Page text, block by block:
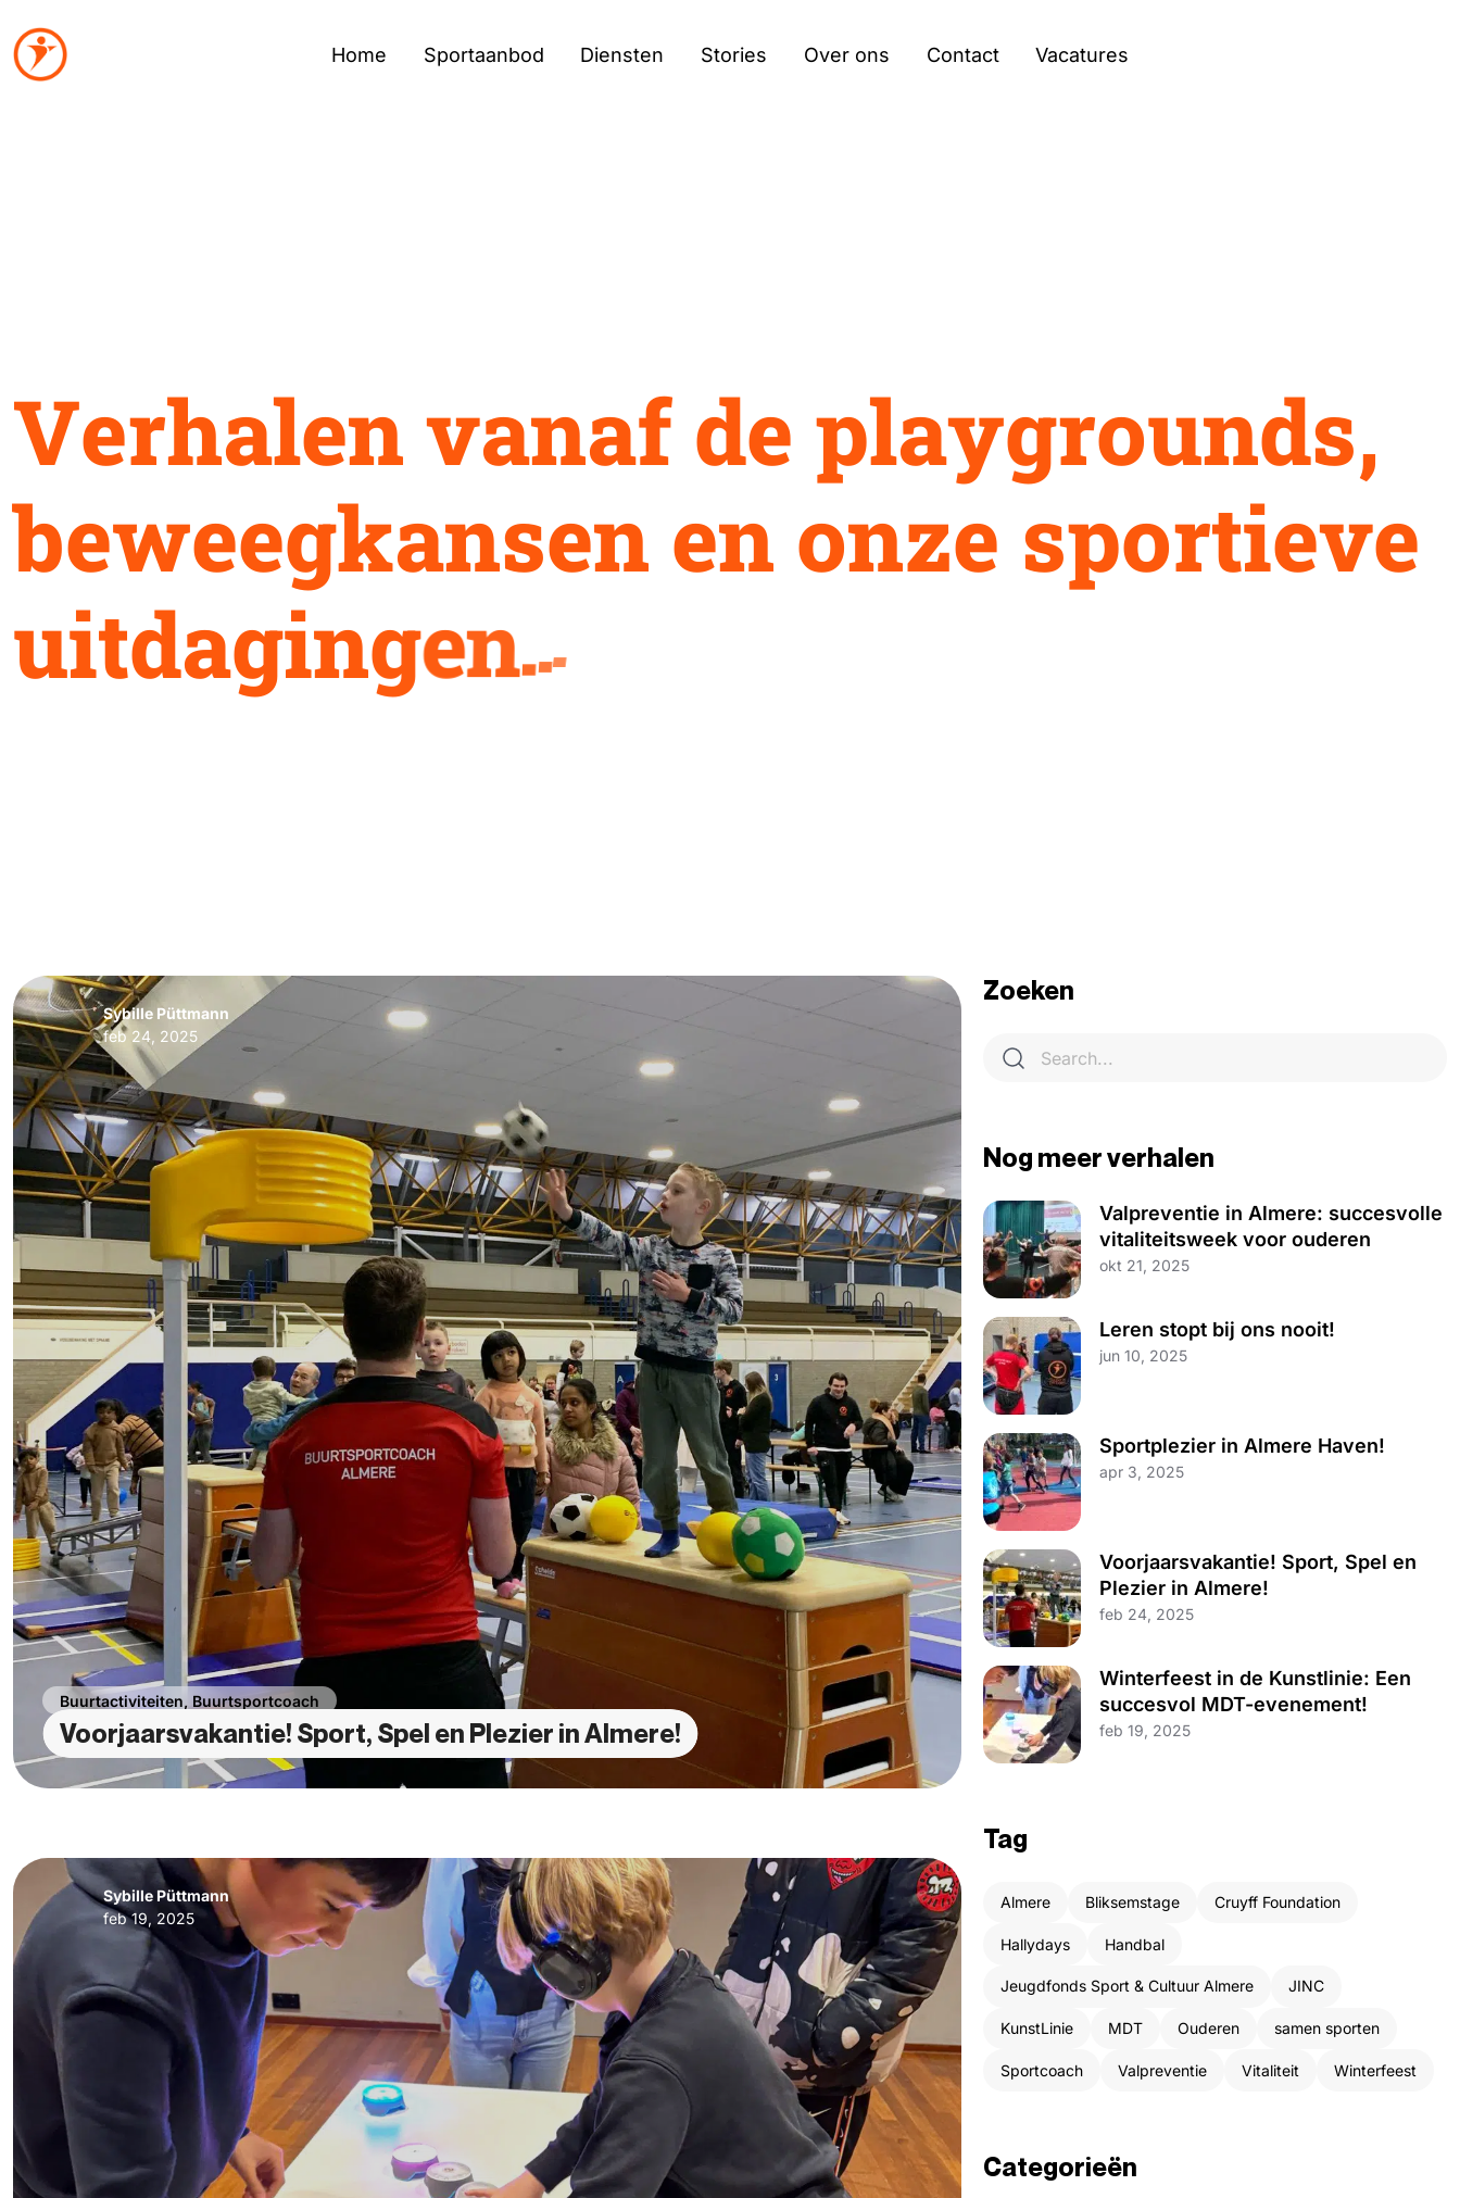
Home Sportaanbod Diensten Stories Over ons Contact Vacatures
Verhalenvanaf de playgrounds,
beweegkansen en onze sportieve
uitdagingen..
Sybille Püttmann
feb 24, 2025
Buurtactiviteiten, Buurtsportcoach
Voorjaarsvakantie! Sport, Spel en Plezier in Almere!
Sybille Püttmann
feb 19, 2025
Zoeken
Nog meer verhalen
Valpreventie in Almere: succesvolle
vitaliteitsweek voor ouderen
okt 21, 2025
Leren stopt bij ons nooit!
jun 10, 2025
Sportplezier in Almere Haven!
apr 3, 2025
Voorjaarsvakantie! Sport, Spel en
Plezier in Almere!
feb 24, 2025
Winterfeest in de Kunstlinie: Een
succesvol MDT-evenement!
feb 19, 2025
Tag
Almere Bliksemstage Cruyff Foundation
Hallydays Handbal
Jeugdfonds Sport & Cultuur Almere JINC
KunstLinie MDT Ouderen samen sporten
Sportcoach Valpreventie Vitaliteit Winterfeest
Categorieën